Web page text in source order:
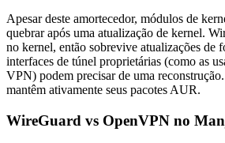
Apesar deste amortecedor, módulos de
quebrar após uma atualização de kernel.
no kernel, então sobrevive atualizações de
interfaces de túnel proprietárias (como as
VPN) podem precisar de uma
mantêm ativamente seus pacotes AUR.
WireGuard vs OpenVPN no